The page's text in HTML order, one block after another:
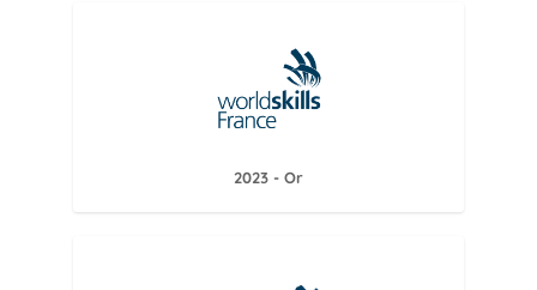
2023 - Or